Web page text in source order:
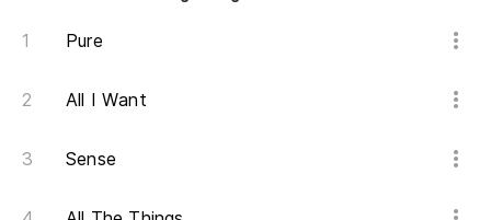
Pure
All I Want
Sense